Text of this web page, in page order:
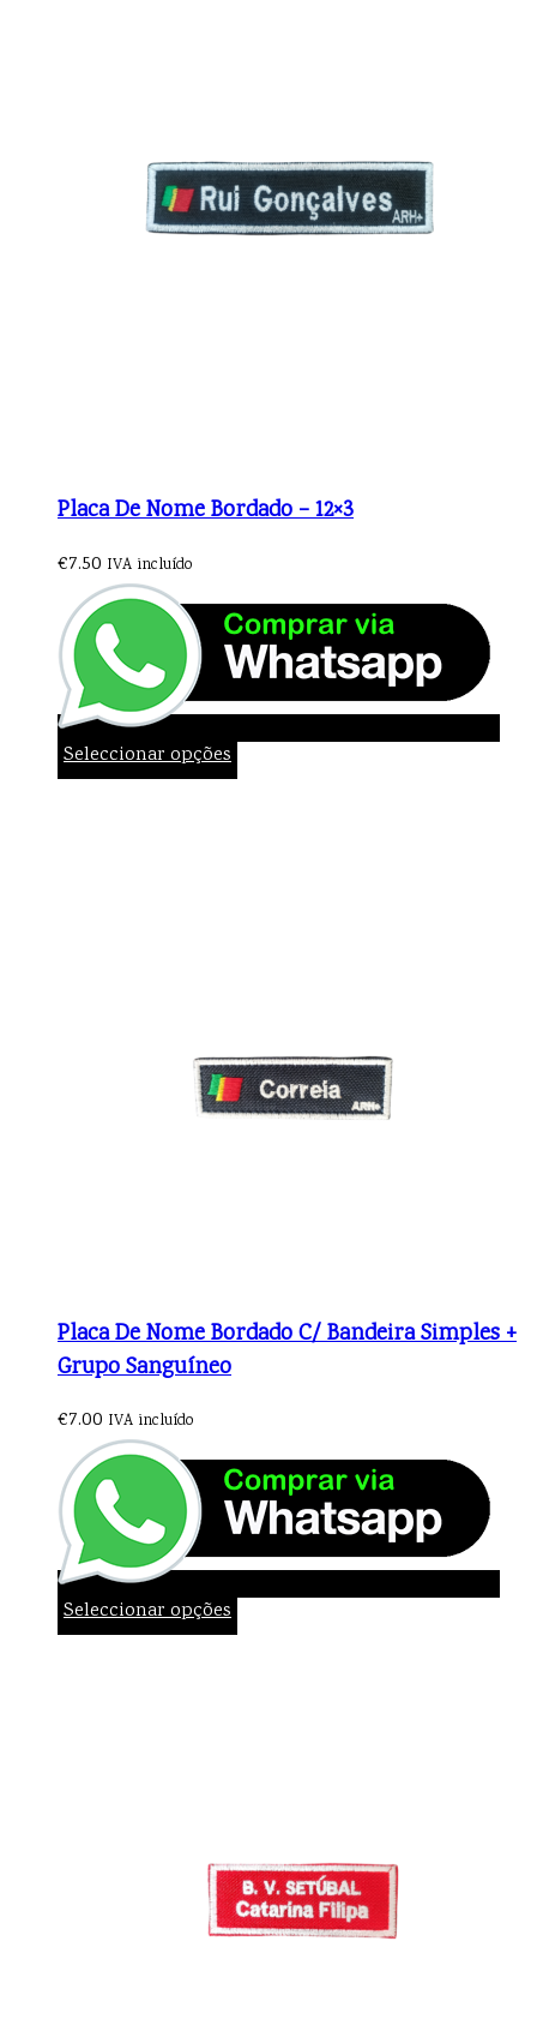
Placa De Nome Bordado – 12×3
€7.50 IVA incluído
Seleccionar opções
Placa De Nome Bordado C/ Bandeira Simples +
Grupo Sanguíneo
€7.00 IVA incluído
Seleccionar opções